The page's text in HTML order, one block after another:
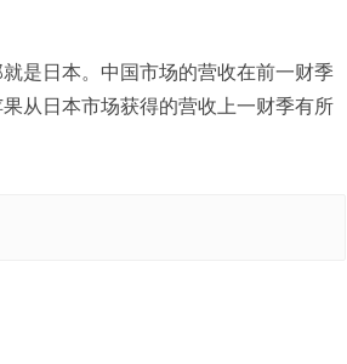
是日本。中国市场的营收在前一财季
从日本市场获得的营收上一财季有所